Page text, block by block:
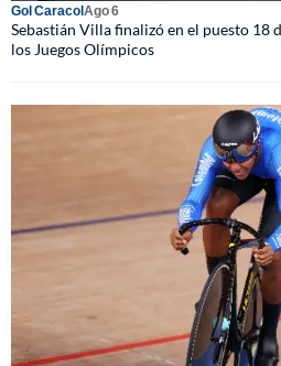
Gol CaracolAgo 6
Sebastián Villa finalizó en el puesto 18
los Juegos Olímpicos